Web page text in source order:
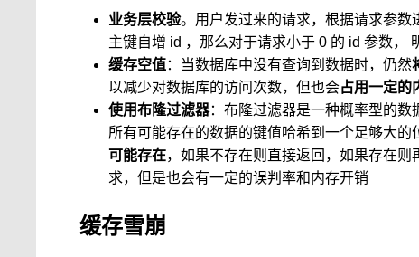
业务层校验。用户发过来的请求，根据请求参
主键自增 id ，那么对于请求小于 0 的 id 参数，
缓存空值：当数据库中没有查询到数据时，仍然
以减少对数据库的访问次数，但也会占用一定的
使用布隆过滤器：布隆过滤器是一种概率型的
所有可能存在的数据的键值哈希到一个足够大的
可能存在，如果不存在则直接返回，如果存在
求，但是也会有一定的误判率和内存开销
缓存雪崩